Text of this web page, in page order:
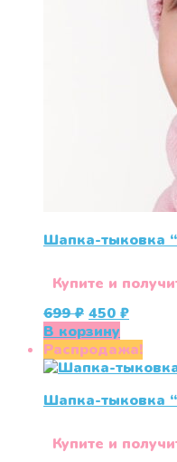
Шапка-тыковка
Купите и
699₽
цена
составляла
699 ₽.
450 ₽
450 ₽.
В корзину
Распродажа!
Шапка-тыковка
Купите и